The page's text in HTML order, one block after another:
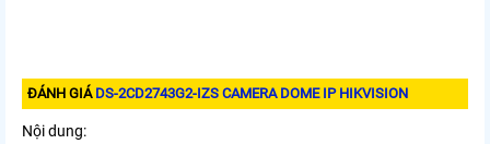
ĐÁNH GIÁ DS-2CD2743G2-IZS CAMERA DOME IP HIKVISION
Nội dung: